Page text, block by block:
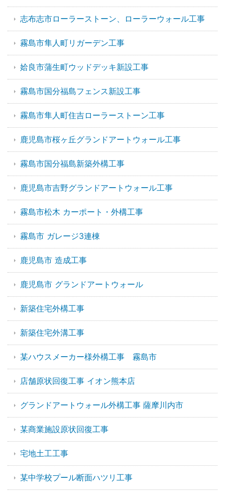
志布志市ローラーストーン、ローラーウォール工事
霧島市隼人町リガーデン工事
姶良市蒲生町ウッドデッキ新設工事
霧島市国分福島フェンス新設工事
霧島市隼人町住吉ローラーストーン工事
鹿児島市桜ヶ丘グランドアートウォール工事
霧島市国分福島新築外構工事
鹿児島市吉野グランドアートウォール工事
霧島市松木 カーポート・外構工事
霧島市 ガレージ3連棟
鹿児島市 造成工事
鹿児島市 グランドアートウォール
新築住宅外構工事
新築住宅外溝工事
某ハウスメーカー様外構工事 霧島市
店舗原状回復工事 イオン熊本店
グランドアートウォール外構工事 薩摩川内市
某商業施設原状回復工事
宅地土工工事
某中学校プール断面ハツリ工事